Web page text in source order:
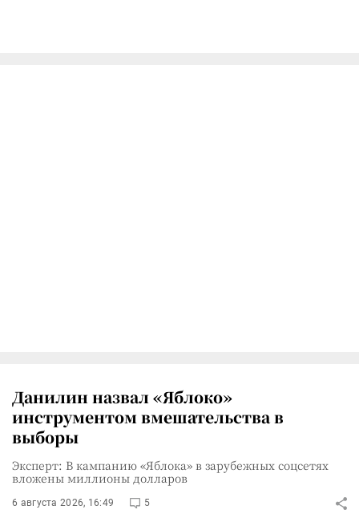
Данилин назвал «Яблоко»
инструментом вмешательства в
выборы
Эксперт: В кампанию «Яблока» в зарубежных соцсетях
вложены миллионы долларов
6 августа 2026, 16:49 5